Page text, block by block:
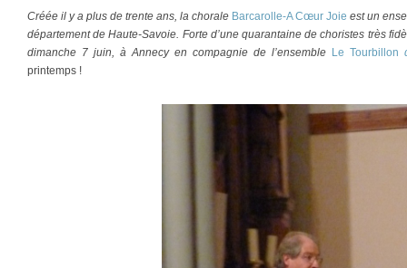
Créée il y a plus de trente ans, la chorale Barcarolle-A Cœur Joie est un
département de Haute-Savoie. Forte d’une quarantaine de choristes très
dimanche 7 juin, à Annecy en compagnie de l’ensemble Le Tourbillon
printemps !